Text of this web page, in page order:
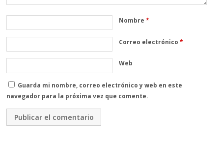
Nombre*
Correo electrónico*
Web
Guarda mi nombre, correo electrónico y web en este
navegador para la próxima vez que comente.